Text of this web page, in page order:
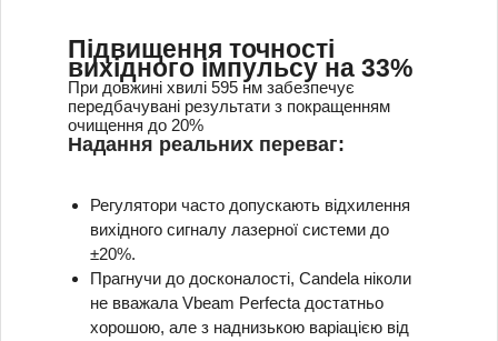
Підвищення точності
вихідного імпульсу на 33%
При довжині хвилі 595 нм забезпечує
передбачувані результати з покращенням
очищення до 20%
Надання реальних переваг:
Регулятори часто допускають відхилення
вихідного сигналу лазерної системи до
±20%.
Прагнучи до досконалості, Candela ніколи
не вважала Vbeam Perfecta достатньо
хорошою, але з наднизькою варіацією від